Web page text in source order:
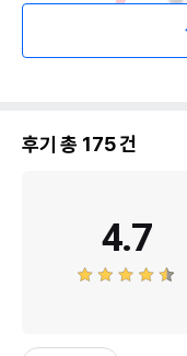
후기 총 175건
4.7